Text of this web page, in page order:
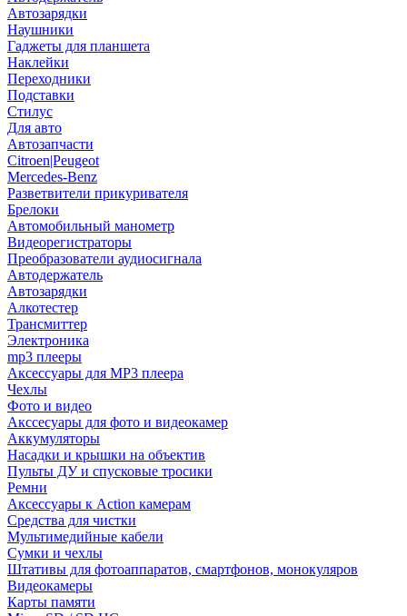
Автозарядки
Наушники
Гаджеты для планшета
Наклейки
Переходники
Подставки
Стилус
Для авто
Автозапчасти
Citroen|Peugeot
Mercedes-Benz
Разветвители прикуривателя
Брелоки
Автомобильный манометр
Видеорегистраторы
Преобразователи аудиосигнала
Автодержатель
Автозарядки
Алкотестер
Трансмиттер
Электроника
mp3 плееры
Аксессуары для MP3 плеера
Чехлы
Фото и видео
Акссесуары для фото и видеокамер
Аккумуляторы
Насадки и крышки на объектив
Пульты ДУ и спусковые тросики
Ремни
Аксессуары к Action камерам
Средства для чистки
Мультимедийные кабели
Сумки и чехлы
Штативы для фотоаппаратов, смартфонов, монокуляров
Видеокамеры
Карты памяти